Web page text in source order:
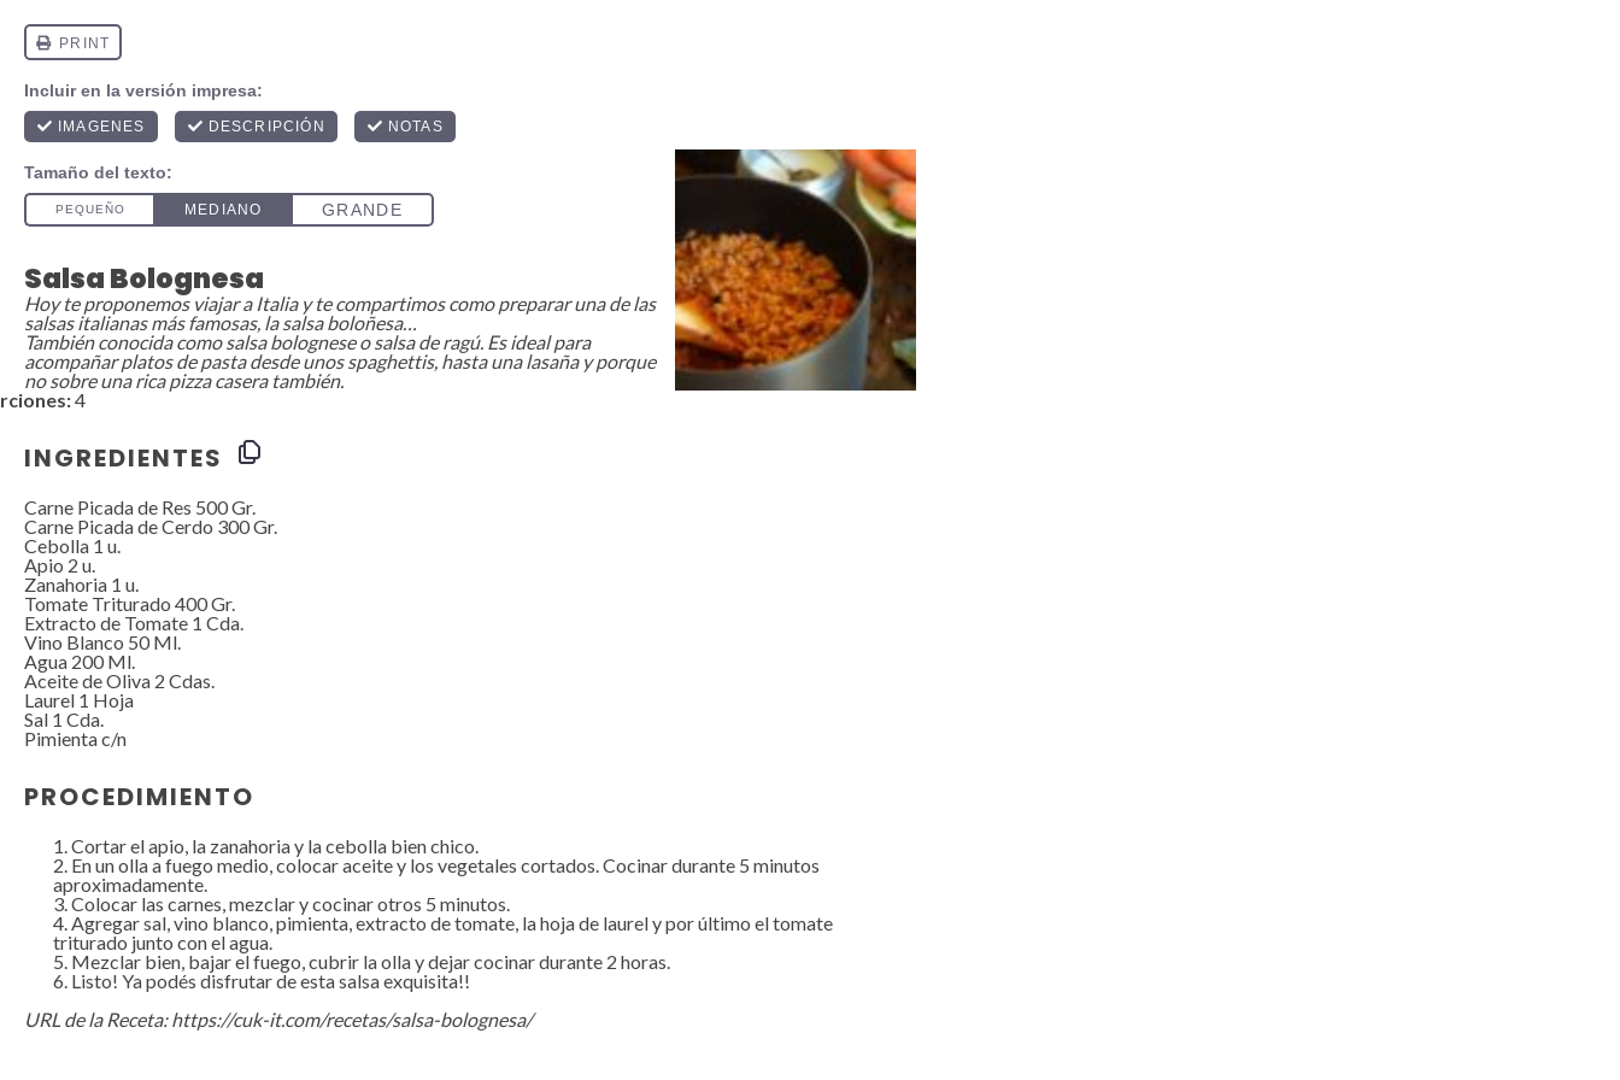
Salsa Bolognesa
Hoy te proponemos viajar a Italia y te compartimos como preparar una de las
salsas italianas más famosas, la salsa boloñesa…
También conocida como salsa bolognese o salsa de ragú. Es ideal para
acompañar platos de pasta desde unos spaghettis, hasta una lasaña y porque
no sobre una rica pizza casera también.
4
INGREDIENTES
Carne Picada de Res 500 Gr.
Carne Picada de Cerdo 300 Gr.
Cebolla 1 u.
Apio 2 u.
Zanahoria 1 u.
Tomate Triturado 400Gr.
Extracto de Tomate 1 Cda.
Vino Blanco 50 Ml.
Agua 200 Ml.
Aceite de Oliva 2 Cdas.
Laurel 1 Hoja
Sal 1 Cda.
Pimienta c/n
PROCEDIMIENTO
Cortar el apio, la zanahoria y la cebolla bien chico.
En un olla a fuego medio, colocar aceite y los vegetales cortados. Cocinar durante 5 minutos
aproximadamente.
Colocar las carnes, mezclar y cocinar otros 5 minutos.
Agregar sal, vino blanco, pimienta, extracto de tomate, la hoja de laurel y por último el tomate
triturado junto con el agua.
Mezclar bien, bajar el fuego, cubrir la olla y dejar cocinar durante 2 horas.
Listo! Ya podés disfrutar de esta salsa exquisita!!
URL de la Receta:https://cuk-it.com/recetas/salsa-bolognesa/